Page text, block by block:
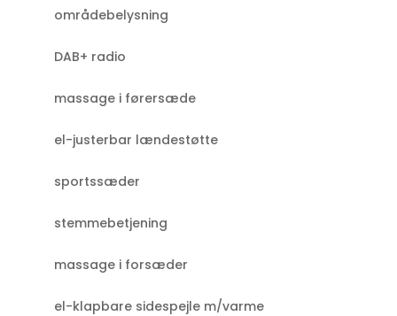
områdebelysning
DAB+ radio
massage i førersæde
el-justerbar lændestøtte
sportssæder
stemmebetjening
massage i forsæder
el-klapbare sidespejle m/varme